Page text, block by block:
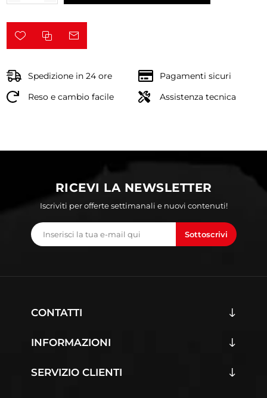
Spedizione in 24 ore
Pagamenti sicuri
Reso e cambio facile
Assistenza tecnica
RICEVI LA NEWSLETTER
Iscriviti per offerte settimanali e nuovi contenuti!
Sottoscrivi
CONTATTI
INFORMAZIONI
SERVIZIO CLIENTI